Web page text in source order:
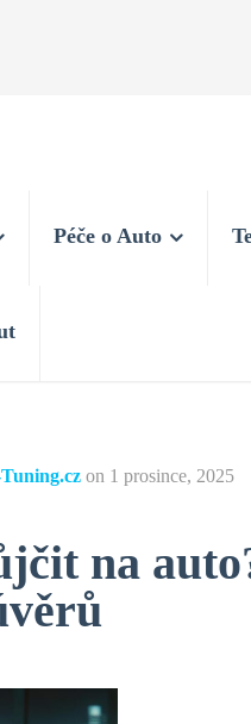
Péče o Auto
on 1 prosince, 2025
na